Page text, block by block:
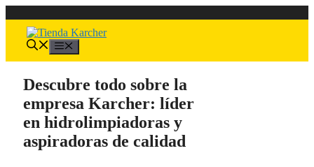
al
contenido
Descubre todo sobre la
empresa Karcher: líder
en hidrolimpiadoras y
aspiradoras de calidad